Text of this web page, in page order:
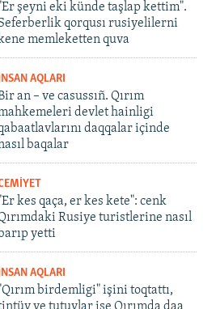
şeyni eki künde taşlap kettim".
qorqusı rusiyelilerni
memleketten quva
AQLARI
an – ve casussıñ. Qırım
devlet hainligi
daqqalar içinde
baqalar
kes qaça, er kes kete": cenk
Rusiye turistlerine nasıl
yetti
AQLARI
birdemligi" işini toqtattı,